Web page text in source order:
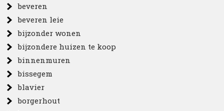
beveren
beveren leie
bijzonder wonen
bijzondere huizen te koop
binnenmuren
bissegem
blavier
borgerhout